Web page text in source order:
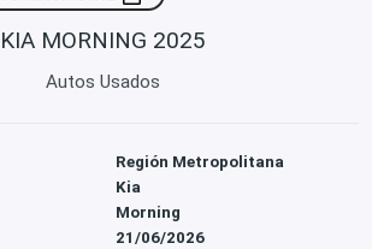
KIA MORNING 2025
Autos Usados
Región Metropolitana
Kia
Morning
21/06/2026